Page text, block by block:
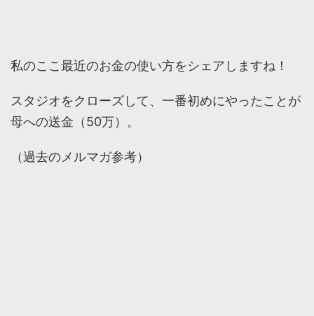
私のここ最近のお金の使い方をシェアしますね！
スタジオをクローズして、一番初めにやったことが
母への送金（50万）。
（過去のメルマガ参考）